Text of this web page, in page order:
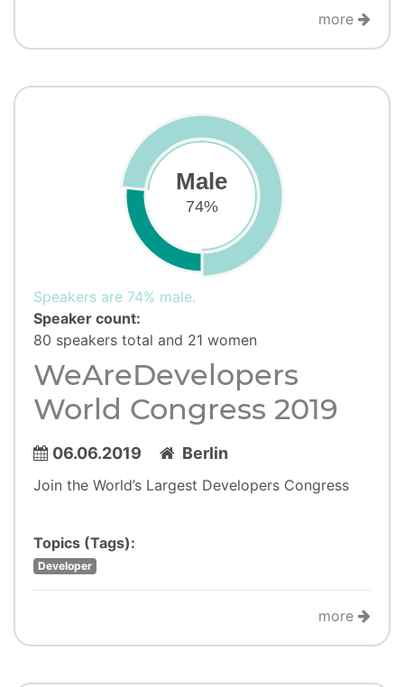
more
Male
74%
Speakers are 74% male.
Speaker count:
80 speakers total and 21 women
WeAreDevelopers
World Congress 2019
06.06.2019 Berlin
Join the World’s Largest Developers Congress
Topics (Tags):
Developer
more